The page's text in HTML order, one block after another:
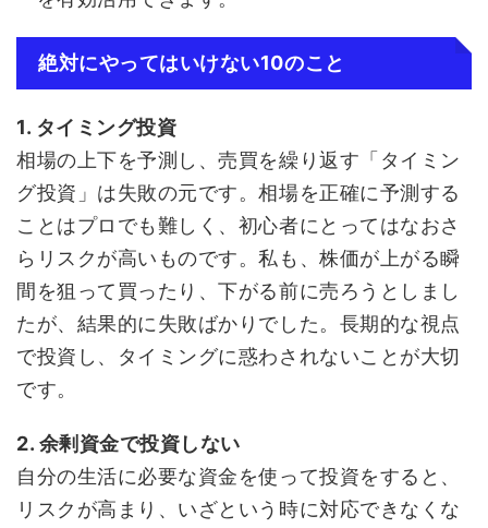
絶対にやってはいけない10のこと
1. タイミング投資
相場の上下を予測し、売買を繰り返す「タイミン
グ投資」は失敗の元です。相場を正確に予測する
ことはプロでも難しく、初心者にとってはなおさ
らリスクが高いものです。私も、株価が上がる瞬
間を狙って買ったり、下がる前に売ろうとしまし
たが、結果的に失敗ばかりでした。長期的な視点
で投資し、タイミングに惑わされないことが大切
です。
2. 余剰資金で投資しない
自分の生活に必要な資金を使って投資をすると、
リスクが高まり、いざという時に対応できなくな